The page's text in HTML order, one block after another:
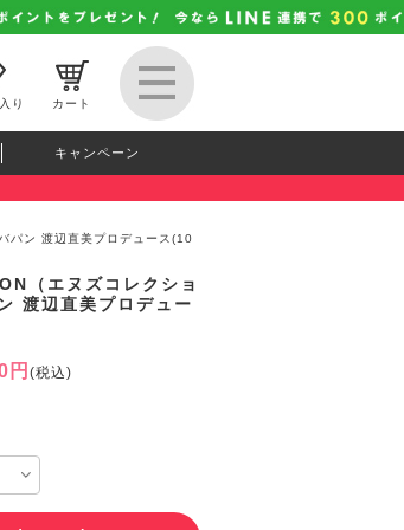
り カート
キャンペーン
パン 渡辺直美プロデュース(10
（エヌズコレクショ
渡辺直美プロデュー
円 (税込)